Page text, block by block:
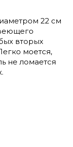
22 см
вторых
моется,
не ломается